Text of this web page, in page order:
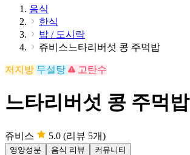
음식
한식
밥 / 도시락
쥬비스느타리버섯 콩 주먹밥
저지방 무설탕 고탄수
느타리버섯 콩 주먹밥
쥬비스 5.0 (리뷰 5개)
영양성분 음식 리뷰 커뮤니티